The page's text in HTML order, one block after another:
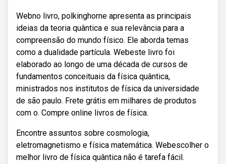
Webno livro, polkinghorne apresenta as principais
ideias da teoria quântica e sua relevância para a
compreensão do mundo físico. Ele aborda temas
como a dualidade partícula. Webeste livro foi
elaborado ao longo de uma década de cursos de
fundamentos conceituais da física quântica,
ministrados nos institutos de física da universidade
de são paulo. Frete grátis em milhares de produtos
com o. Compre online livros de física.
Encontre assuntos sobre cosmologia,
eletromagnetismo e física matemática. Webescolher o
melhor livro de física quântica não é tarefa fácil.